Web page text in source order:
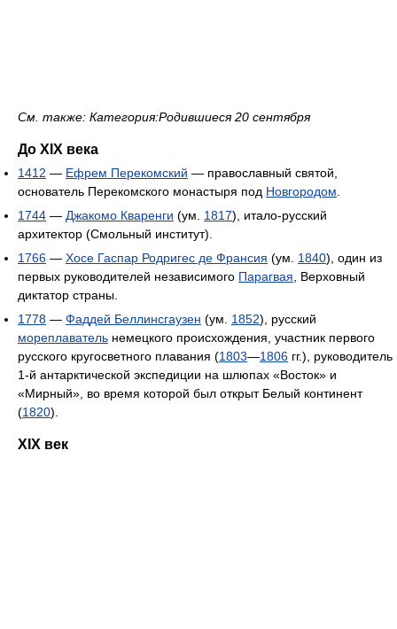
См. также: Категория:Родившиеся 20 сентября
До XIX века
1412 — Ефрем Перекомский — православный святой,
основатель Перекомского монастыря под Новгородом
1744 — Джакомо Кваренги (ум. 1817), итало-русский
архитектор (Смольный институт).
1766 — Хосе Гаспар Родригес де Франсия (ум. 1840), один из
первых руководителей независимого Парагвая , Верховный
диктатор страны.
1778 — Фаддей Беллинсгаузен (ум. 1852), русский
мореплаватель немецкого происхождения, участник первого
русского кругосветного плавания (1803—1806 гг.), руководитель
1-й антарктической экспедиции на шлюпах «Восток» и
«Мирный», во время которой был открыт Белый континент
(1820).
XIX век